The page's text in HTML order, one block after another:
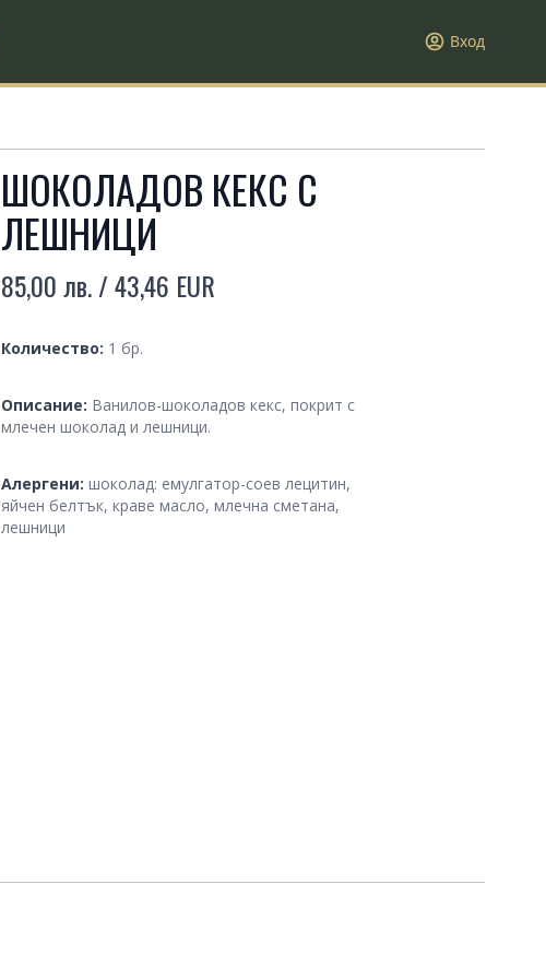
Вход
ШОКОЛАДОВ КЕКС С
ЛЕШНИЦИ
Product information
85,00 лв. / 43,46 EUR
Quantity
Количество: 1 бр.
Description
Описание: Ванилов-шоколадов кекс, покрит с
млечен шоколад и лешници.
Dietary and Allergen Advice
Алергени: шоколад: емулгатор-соев лецитин,
яйчен белтък, краве масло, млечна сметана,
лешници